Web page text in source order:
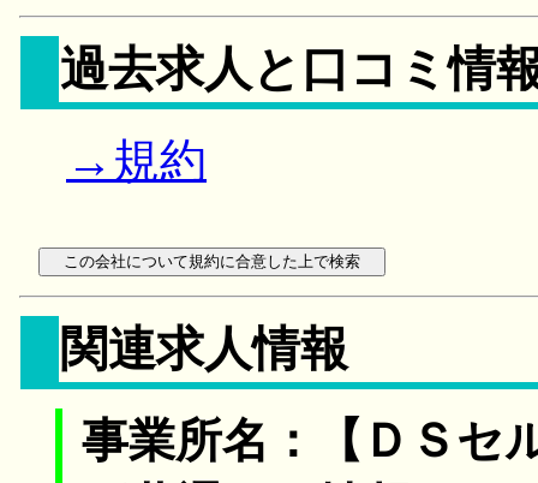
過去求人と口コミ情
→規約
関連求人情報
事業所名：【ＤＳセ